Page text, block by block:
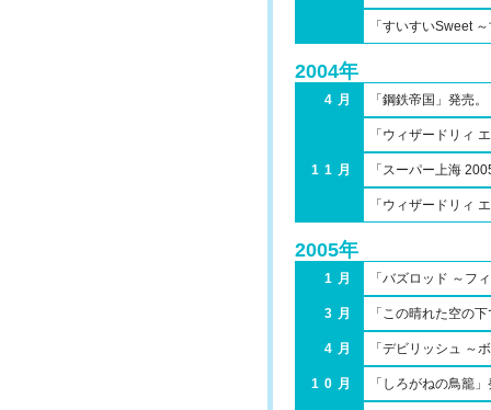
「すいすいSweet
2004年
4月 「鋼鉄帝国」発売。
「ウィザードリィ
11月 「スーパー上海
「ウィザードリィ
2005年
1月 「バズロッド ～フ
3月 「この晴れた空の
4月 「デビリッシュ ～
10月 「しろがねの鳥籠